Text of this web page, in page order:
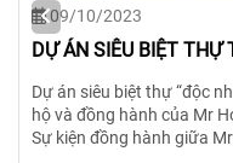
09/10/2023
DỰ ÁN SIÊU BIỆT
Dự án siêu biệt thự “độc
hộ và đồng hành của Mr
Sự kiện đồng hành giữa